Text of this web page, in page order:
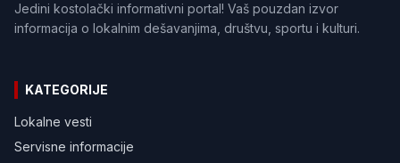
Jedini kostolački informativni portal! Vaš pouzdan izvor
informacija o lokalnim dešavanjima, društvu, sportu i kulturi.
KATEGORIJE
Lokalne vesti
Servisne informacije